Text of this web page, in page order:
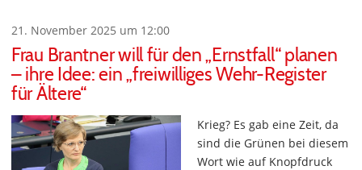
21. November 2025 um 12:00
Frau Brantner will für den „Ernstfall“ planen
– ihre Idee: ein „freiwilliges Wehr-Register
für Ältere“
Krieg? Es gab eine Zeit, da
sind die Grünen bei diesem
Wort wie auf Knopfdruck